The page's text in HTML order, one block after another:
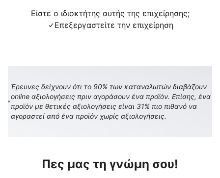
Είστε ο ιδιοκτήτης αυτής της επιχείρησης;
Επεξεργαστείτε την επιχείρηση
Έρευνες δείχνουν ότι το 90% των καταναλωτών διαβάζουν
online αξιολογήσεις πριν αγοράσουν ένα προϊόν. Επίσης, ένα
προϊόν με θετικές αξιολογήσεις είναι 31% πιο πιθανό να
αγοραστεί από ένα προϊόν χωρίς αξιολογήσεις.
Πες μας τη γνώμη σου!